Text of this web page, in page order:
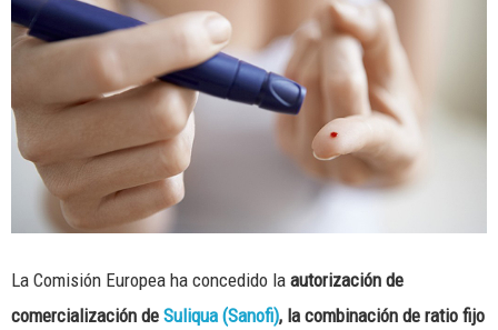
La Comisión Europea ha concedido la autorización de
comercialización de Suliqua (Sanofi), la combinación de ratio fijo